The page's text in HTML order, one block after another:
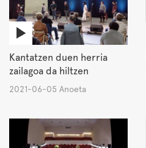
Kantatzen duen herria
zailagoa da hiltzen
2021-06-05 Anoeta